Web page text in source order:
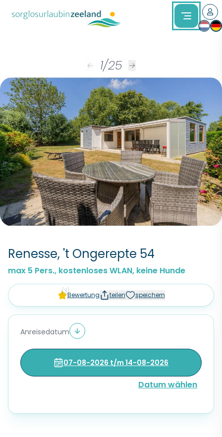
← 1/25 →
Renesse, 't Ongerepte 54
max 5 Pers., kostenloses WLAN, keine Hunde
(3)Bewertung teilen speichern
Anreisedatum
07-08-2026 t/m 14-08-2026
Datum wählen